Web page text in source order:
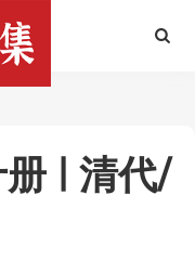
| 清代/